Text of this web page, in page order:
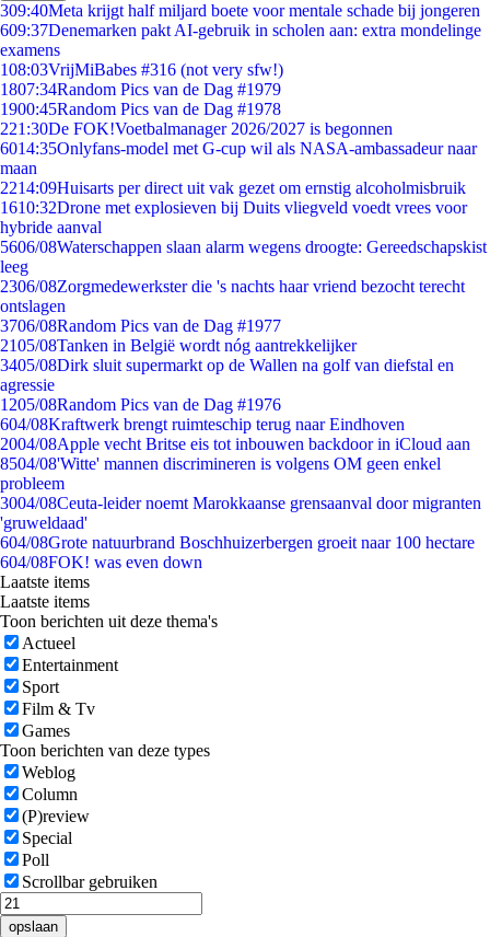
309:40Meta krijgt half miljard boete voor mentale schade bij jongeren
609:37Denemarken pakt AI-gebruik in scholen aan: extra mondelinge
examens
108:03VrijMiBabes #316 (not very sfw!)
1807:34Random Pics van de Dag #1979
1900:45Random Pics van de Dag #1978
221:30De FOK!Voetbalmanager 2026/2027 is begonnen
6014:35Onlyfans-model met G-cup wil als NASA-ambassadeur naar
maan
2214:09Huisarts per direct uit vak gezet om ernstig alcoholmisbruik
1610:32Drone met explosieven bij Duits vliegveld voedt vrees voor
hybride aanval
5606/08Waterschappen slaan alarm wegens droogte: Gereedschapskist
leeg
2306/08Zorgmedewerkster die 's nachts haar vriend bezocht terecht
ontslagen
3706/08Random Pics van de Dag #1977
2105/08Tanken in België wordt nóg aantrekkelijker
3405/08Dirk sluit supermarkt op de Wallen na golf van diefstal en
agressie
1205/08Random Pics van de Dag #1976
604/08Kraftwerk brengt ruimteschip terug naar Eindhoven
2004/08Apple vecht Britse eis tot inbouwen backdoor in iCloud aan
8504/08'Witte' mannen discrimineren is volgens OM geen enkel
probleem
3004/08Ceuta-leider noemt Marokkaanse grensaanval door migranten
'gruweldaad'
604/08Grote natuurbrand Boschhuizerbergen groeit naar 100 hectare
604/08FOK! was even down
Laatste items
Laatste items
Toon berichten uit deze thema's
Actueel
Entertainment
Sport
Film & Tv
Games
Toon berichten van deze types
Weblog
Column
(P)review
Special
Poll
Scrollbar gebruiken
opslaan